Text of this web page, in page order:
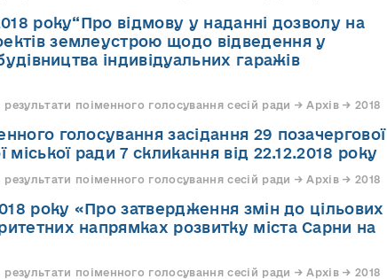
року“Про відмову у наданні дозволу на
землеустрою щодо відведення у
індивідуальних гаражів
поіменного голосування сесій ради → Архів → 2018
голосування засідання 29 позачергової
міської ради 7 скликання від 22.12.2018 року
поіменного голосування сесій ради → Архів → 2018
року «Про затвердження змін до цільових
напрямках розвитку міста Сарни на
поіменного голосування сесій ради → Архів → 2018